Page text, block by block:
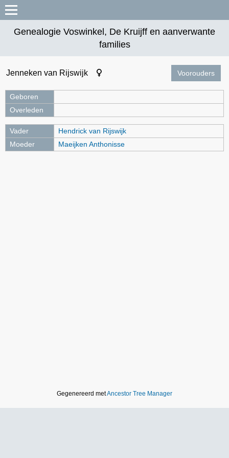
Genealogie Voswinkel, De Kruijff en aanverwante
families
Jenneken van Rijswijk Voorouders
Geboren
Overleden
Vader
Hendrick van Rijswijk
Moeder
Maeijken Anthonisse
Gegenereerd metAncestor Tree Manager